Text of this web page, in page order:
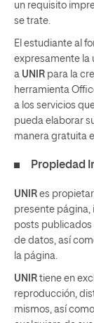
un requisito
se trate.
El estudiante al
expresamente la
a UNIR para la
herramienta
a los servicios
pueda elaborar
manera gratuita
Propiedad
UNIR es
presente página,
posts publicados
de datos, así
la página.
UNIR tiene en
reproducción,
mismos, así